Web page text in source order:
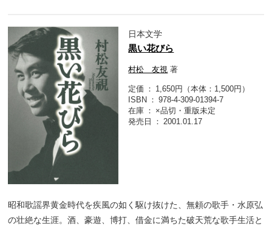
日本文学
黒い花びら
村松 友視 著
定価
1,650円（本体：1,500円）
ISBN
978-4-309-01394-7
在庫
×品切・重版未定
発売日
2001.01.17
昭和歌謡界黄金時代を疾風の如く駆け抜けた、無頼の歌手・水原弘
の壮絶な生涯。酒、豪遊、博打、借金に満ちた破天荒な歌手生活と